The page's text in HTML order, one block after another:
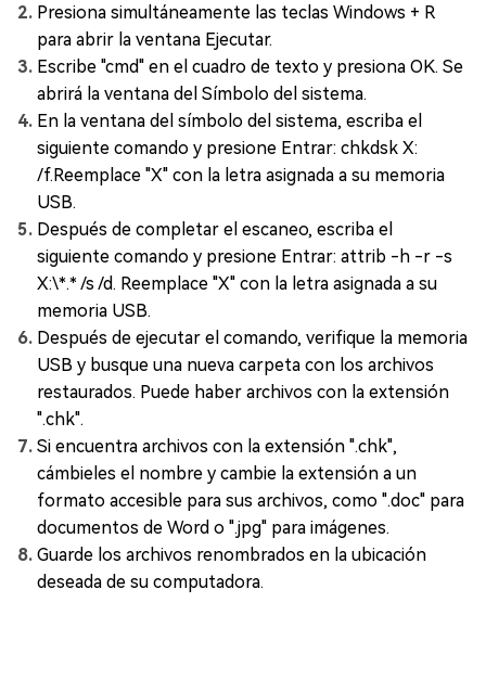
Presiona simultáneamente las teclas Windows + R
para abrir la ventana Ejecutar.
Escribe "cmd" en el cuadro de texto y presiona OK. Se
abrirá la ventana del Símbolo del sistema.
En la ventana del símbolo del sistema, escriba el
siguiente comando y presione Entrar: chkdsk X:
/f.Reemplace "X" con la letra asignada a su memoria
USB.
Después de completar el escaneo, escriba el
siguiente comando y presione Entrar: attrib -h -r -s
X:\*.* /s /d. Reemplace "X" con la letra asignada a su
memoria USB.
Después de ejecutar el comando, verifique la memoria
USB y busque una nueva carpeta con los archivos
restaurados. Puede haber archivos con la extensión
".chk".
Si encuentra archivos con la extensión ".chk",
cámbieles el nombre y cambie la extensión a un
formato accesible para sus archivos, como ".doc" para
documentos de Word o ".jpg" para imágenes.
Guarde los archivos renombrados en la ubicación
deseada de su computadora.